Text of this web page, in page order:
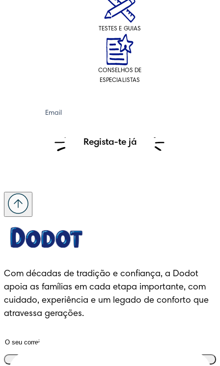
TESTES E GUIAS
CONSELHOS DE
ESPECIALISTAS
Email
Regista-te já
Com décadas de tradição e confiança, a Dodot
apoia as famílias em cada etapa importante, com
cuidado, experiência e um legado de conforto que
atravessa gerações.